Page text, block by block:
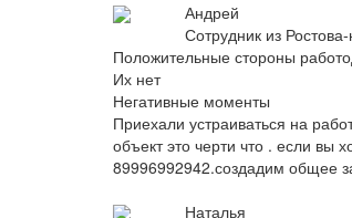
Андрей
Сотрудник из
Положительные стороны
Их нет
Негативные моменты
Приехали устраиваться на
объект это черти что . если вы
89996992942.создадим общее
Наталья